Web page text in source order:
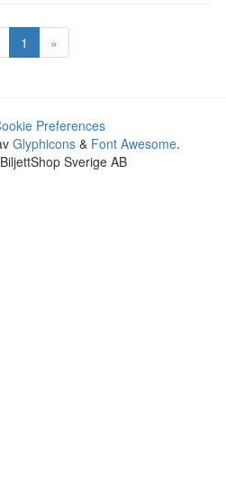
1 »
Preferences
Glyphicons& Font Awesome.
Sverige AB